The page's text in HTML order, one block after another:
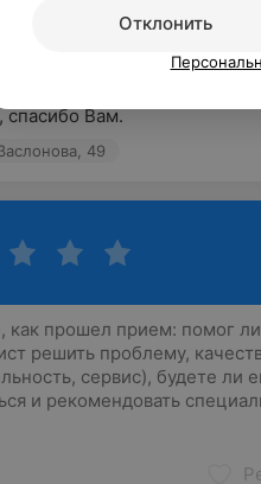
Рекомендую
врач и человек.
спасибо Вам.
49
Отклонить